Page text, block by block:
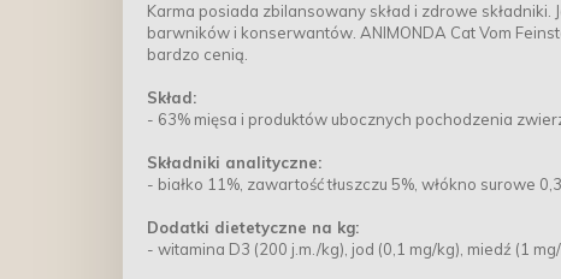
Karma posiada zbilansowany skład i zdrowe
barwników i konserwantów. ANIMONDA Cat Vom
bardzo cenią.
Skład:
- 63% mięsa i produktów ubocznych pochodzenia
Składniki analityczne:
- białko 11%, zawartość tłuszczu 5%, włókno surowe
Dodatki dietetyczne na kg:
- witamina D3 (200 j.m./kg), jod (0,1 mg/kg), miedź (1